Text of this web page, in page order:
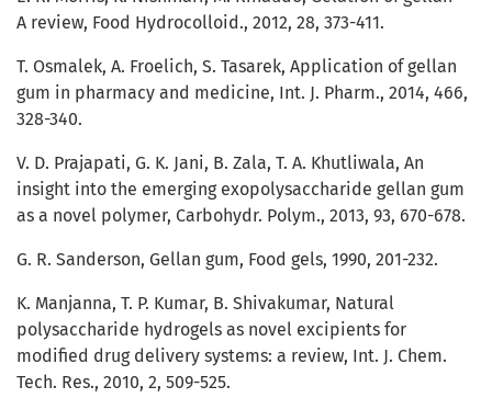
A review, Food Hydrocolloid., 2012, 28, 373-411.
T. Osmalek, A. Froelich, S. Tasarek, Application of gellan
gum in pharmacy and medicine, Int. J. Pharm., 2014, 466,
328-340.
V. D. Prajapati, G. K. Jani, B. Zala, T. A. Khutliwala, An
insight into the emerging exopolysaccharide gellan gum
as a novel polymer, Carbohydr. Polym., 2013, 93, 670-678.
G. R. Sanderson, Gellan gum, Food gels, 1990, 201-232.
K. Manjanna, T. P. Kumar, B. Shivakumar, Natural
polysaccharide hydrogels as novel excipients for
modified drug delivery systems: a review, Int. J. Chem.
Tech. Res., 2010, 2, 509-525.